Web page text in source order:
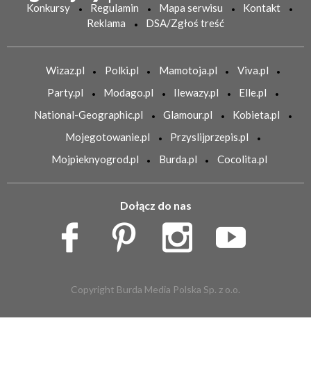
Konkursy
Regulamin Mapa serwisu
Kontakt
Reklama
DSA/Zgłoś treść
Wizaz.pl Polki.pl Mamotoja.pl
Viva.pl
Party.pl
Modago.pl Ilewazy.pl
Elle.pl
National-Geographic.pl
Glamour.pl
Kobieta.pl
Mojegotowanie.pl
Przyslijprzepis.pl
Mojpieknyogrod.pl
Burda.pl Cocolita.pl
Dołącz do nas
Copyright Burda Media Polska Sp. z o.o.